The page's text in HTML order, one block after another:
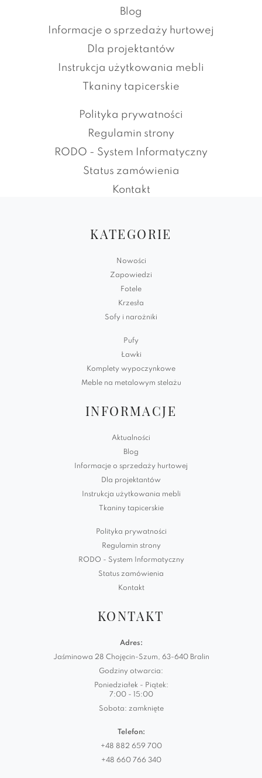
Blog
Informacje o sprzedaży hurtowej
Dla projektantów
Instrukcja użytkowania mebli
Tkaniny tapicerskie
Polityka prywatności
Regulamin strony
RODO - System Informatyczny
Status zamówienia
Kontakt
KATEGORIE
Nowości
Zapowiedzi
Fotele
Krzesła
Sofy i narożniki
Pufy
Ławki
Komplety wypoczynkowe
Meble na metalowym stelażu
INFORMACJE
Aktualności
Blog
Informacje o sprzedaży hurtowej
Dla projektantów
Instrukcja użytkowania mebli
Tkaniny tapicerskie
Polityka prywatności
Regulamin strony
RODO - System Informatyczny
Status zamówienia
Kontakt
KONTAKT
Adres:
Jaśminowa 28 Chojęcin-Szum, 63-640 Bralin
Godziny otwarcia:
Poniedziałek - Piątek:
7:00 - 15:00
Sobota: zamknięte
Telefon:
+48 882 659 700
+48 660 766 340